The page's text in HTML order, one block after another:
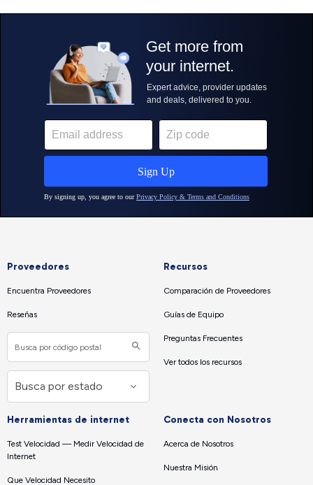
Proveedores
Encuentra Proveedores
Reseñas
Recursos
Comparación de Proveedores
Guías de Equipo
Preguntas Frecuentes
Ver todos los recursos
Herramientas de internet
Test Velocidad — Medir Velocidad de
Internet
Que Velocidad Necesito
Conecta con Nosotros
Acerca de Nosotros
Nuestra Misión